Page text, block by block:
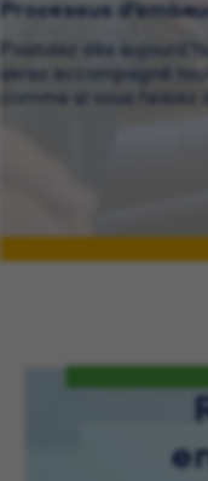
Processus
Postulez dès
serez accompagné
comme si vous faisiez